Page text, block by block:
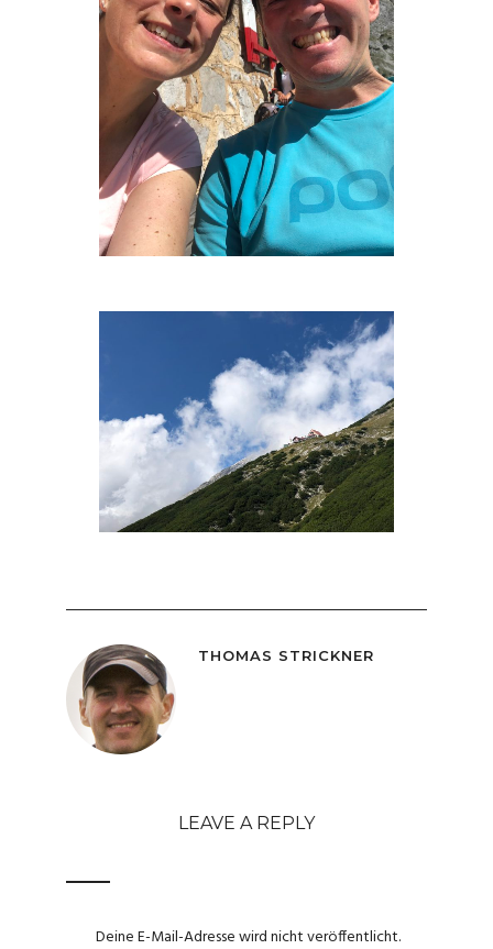
THOMAS STRICKNER
LEAVE A REPLY
Deine E-Mail-Adresse wird nicht veröffentlicht.